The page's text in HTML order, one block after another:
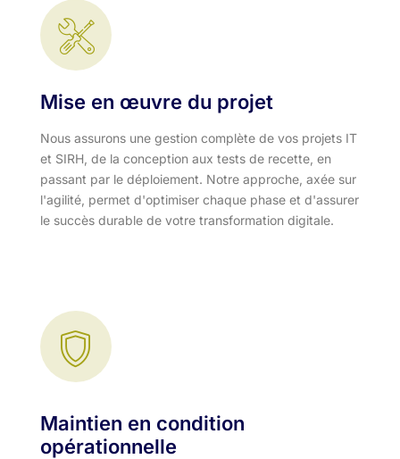
Mise en œuvre du projet
Nous assurons une gestion complète de vos projets IT
et SIRH, de la conception aux tests de recette, en
passant par le déploiement. Notre approche, axée sur
l'agilité, permet d'optimiser chaque phase et d'assurer
le succès durable de votre transformation digitale.
Maintien en condition
opérationnelle